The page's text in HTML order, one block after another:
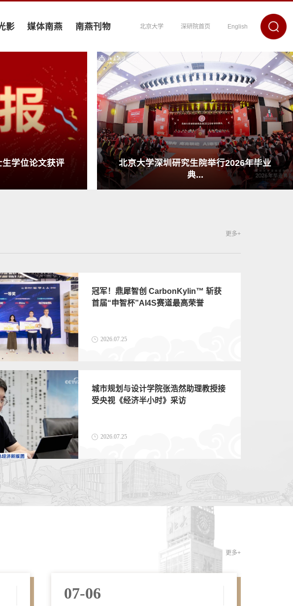
影 媒体南燕 南燕刊物 北京大学 深研院首页 English
学位论文获评
北京大学深圳研究生院举行2026年毕业
典...
冠军！鼎犀智创 CarbonKylin™ 斩获
首届“申智杯”AI4S赛道最高荣誉
2026.07.25
城市规划与设计学院张浩然助理教授接
受央视《经济半小时》采访
2026.07.25
更多+
更多+
07-06